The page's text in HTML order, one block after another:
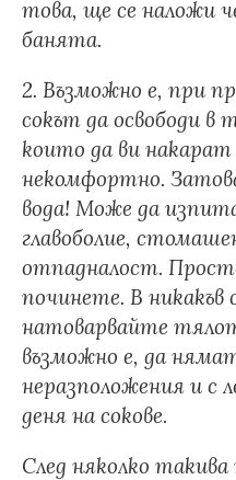
това, ще се наложи
банята.
2. Възможно е, при
сокът да освободи в
които да ви
некомфортно.
вода! Може да
главоболие,
отпадналост.
починете. В никакъв
натоварвайте
възможно е, да
неразположения и с
деня на сокове.
След няколко